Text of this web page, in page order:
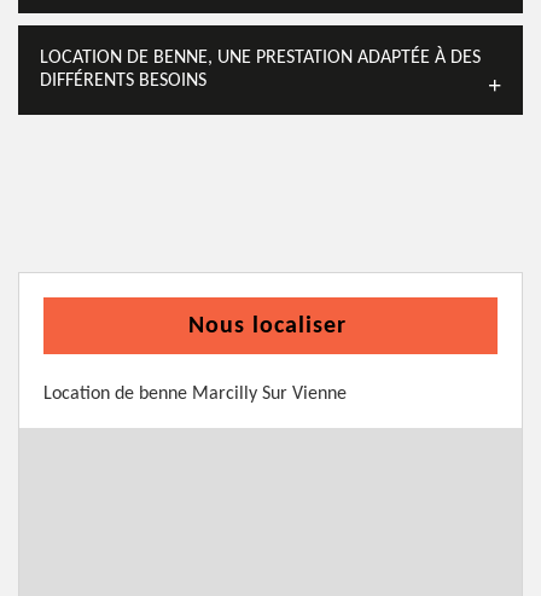
LOCATION DE BENNE, UNE PRESTATION ADAPTÉE À DES
DIFFÉRENTS BESOINS
Nous localiser
Location de benne Marcilly Sur Vienne